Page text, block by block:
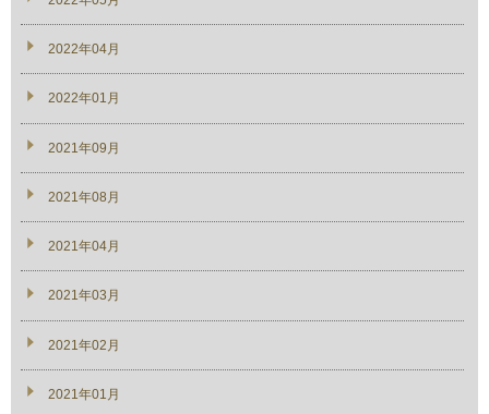
2022年04月
2022年01月
2021年09月
2021年08月
2021年04月
2021年03月
2021年02月
2021年01月